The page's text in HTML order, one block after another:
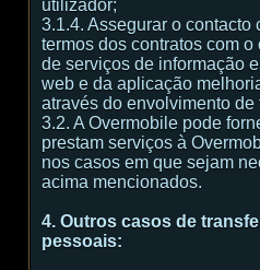
utilizador;
3.1.4. Assegurar o contacto
termos dos contratos com
de serviços de informação
web e da aplicação
através do envolvimento de
3.2. A Overmobile pode
prestam serviços à
nos casos em que sejam
acima mencionados.
4. Outros casos de
pessoais: